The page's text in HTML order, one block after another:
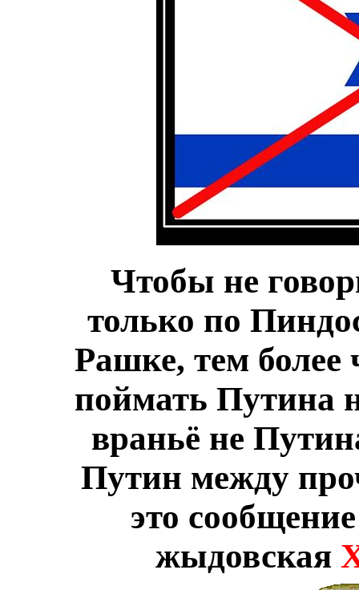
Чтобы не
только по
Рашке, тем более
поймать Путина
враньё не
Путин между
это
жыдовская